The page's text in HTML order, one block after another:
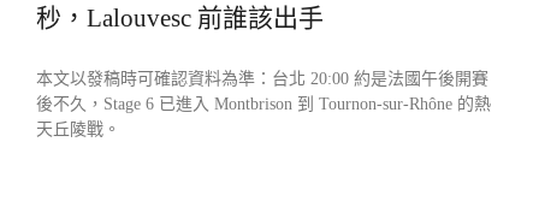
秒，Lalouvesc 前誰該出手
本文以發稿時可確認資料為準：台北 20:00 約是法國午後開賽
後不久，Stage 6 已進入 Montbrison 到 Tournon-sur-Rhône 的熱
天丘陵戰。